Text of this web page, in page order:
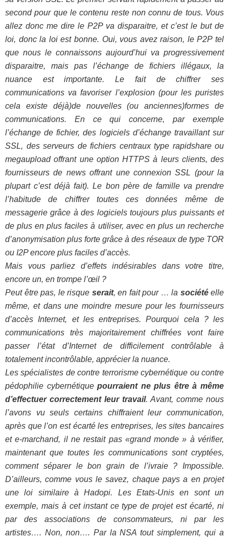
second pour que le contenu reste non connu de tous. Vous
allez donc me dire le P2P va disparaitre, et c’est le but de
loi, donc la loi est bonne. Oui, vous avez raison, le P2P tel
que nous le connaissons aujourd’hui va progressivement
disparaitre, mais pas l’échange de fichiers illégaux, la
nuance est importante. Le fait de chiffrer ses
communications va favoriser l’explosion (pour les puristes
cela existe déjà)de nouvelles (ou anciennes)formes de
communications. En ce qui concerne, par exemple
l’échange de fichier, des logiciels d’échange travaillant sur
SSL, des serveurs de fichiers centraux type rapidshare ou
megaupload offrant une option HTTPS à leurs clients, des
fournisseurs de news offrant une connexion SSL (pour la
plupart c’est déjà fait). Le bon père de famille va prendre
l’habitude de chiffrer toutes ces données même de
messagerie grâce à des logiciels toujours plus puissants et
de plus en plus faciles à utiliser, avec en plus un recherche
d’anonymisation plus forte grâce à des réseaux de type TOR
ou I2P encore plus faciles d’accès.
Mais vous parliez d’effets indésirables dans votre titre,
encore un, en trompe l’œil ?
Peut être pas, le risque serait, en fait pour … la société elle
même, et dans une moindre mesure pour les fournisseurs
d’accès Internet, et les entreprises. Pourquoi cela ? les
communications très majoritairement chiffrées vont faire
passer l’état d’Internet de difficilement contrôlable à
totalement incontrôlable, apprécier la nuance.
Les spécialistes de contre terrorisme cybernétique ou contre
pédophilie cybernétiquepourraient ne plus être à même
d’effectuer correctement leur travail. Avant, comme nous
l’avons vu seuls certains chiffraient leur communication,
après que l’on est écarté les entreprises, les sites bancaires
et e-marchand, il ne restait pas «grand monde » à vérifier,
maintenant que toutes les communications sont cryptées,
comment séparer le bon grain de l’ivraie ? Impossible.
D’ailleurs, comme vous le savez, chaque pays a en projet
une loi similaire à Hadopi. Les Etats-Unis en sont un
exemple, mais à cet instant ce type de projet est écarté, ni
par des associations de consommateurs, ni par les
artistes…. Non, non…. Par la NSA tout simplement, qui a